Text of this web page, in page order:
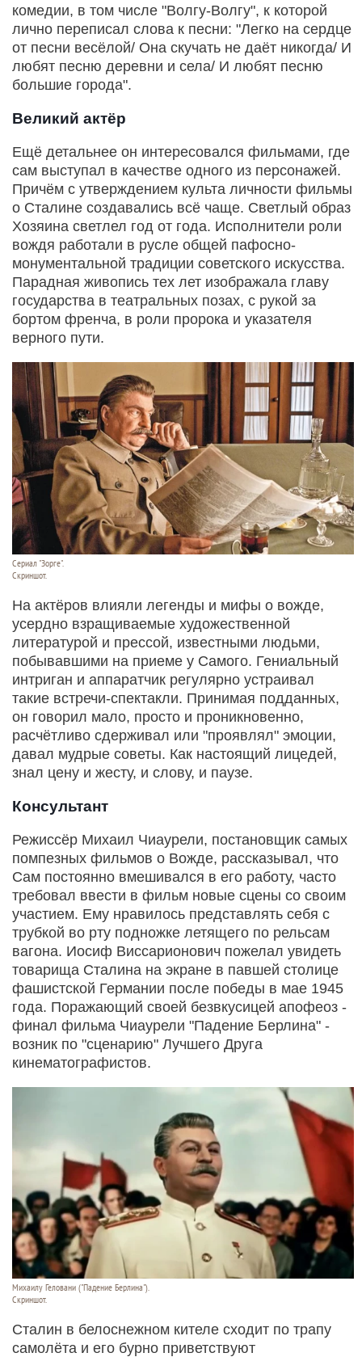
комедии, в том числе "Волгу-Волгу", к которой
лично переписал слова к песни: "Легко на сердце
от песни весёлой/ Она скучать не даёт никогда/ И
любят песню деревни и села/ И любят песню
большие города".
Великий актёр
Ещё детальнее он интересовался фильмами, где
сам выступал в качестве одного из персонажей.
Причём с утверждением культа личности фильмы
о Сталине создавались всё чаще. Светлый образ
Хозяина светлел год от года. Исполнители роли
вождя работали в русле общей пафосно-
монументальной традиции советского искусства.
Парадная живопись тех лет изображала главу
государства в театральных позах, с рукой за
бортом френча, в роли пророка и указателя
верного пути.
Сериал "Зорге".
Скриншот.
На актёров влияли легенды и мифы о вожде,
усердно взращиваемые художественной
литературой и прессой, известными людьми,
побывавшими на приеме у Самого. Гениальный
интриган и аппаратчик регулярно устраивал
такие встречи-спектакли. Принимая подданных,
он говорил мало, просто и проникновенно,
расчётливо сдерживал или "проявлял" эмоции,
давал мудрые советы. Как настоящий лицедей,
знал цену и жесту, и слову, и паузе.
Консультант
Режиссёр Михаил Чиаурели, постановщик самых
помпезных фильмов о Вожде, рассказывал, что
Сам постоянно вмешивался в его работу, часто
требовал ввести в фильм новые сцены со своим
участием. Ему нравилось представлять себя с
трубкой во рту подножке летящего по рельсам
вагона. Иосиф Виссарионович пожелал увидеть
товарища Сталина на экране в павшей столице
фашистской Германии после победы в мае 1945
года. Поражающий своей безвкусицей апофеоз -
финал фильма Чиаурели "Падение Берлина" -
возник по "сценарию" Лучшего Друга
кинематографистов.
Михаилу Геловани ("Падение Берлина").
Скриншот.
Сталин в белоснежном кителе сходит по трапу
самолёта и его бурно приветствуют